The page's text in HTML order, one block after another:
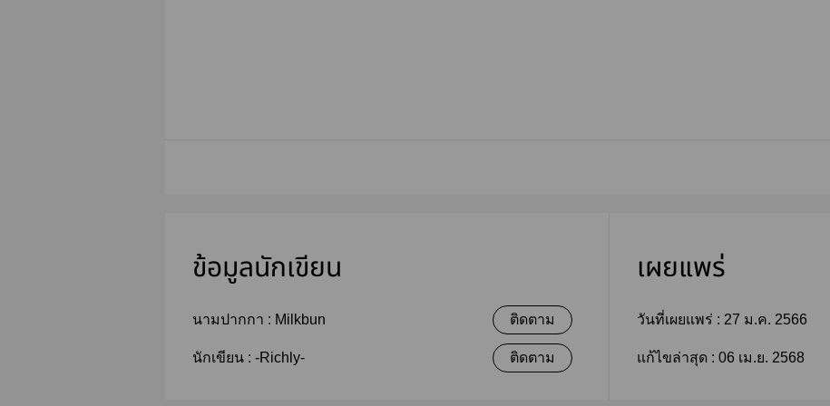
ข้อมูลนักเขียน
นามปากกา : Milkbun ติดตาม
นักเขียน : -Richly- ติดตาม
เผยแพร่
วันที่เผยแพร่ : 27 ม.ค. 2566
แก้ไขล่าสุด : 06 เม.ย. 2568